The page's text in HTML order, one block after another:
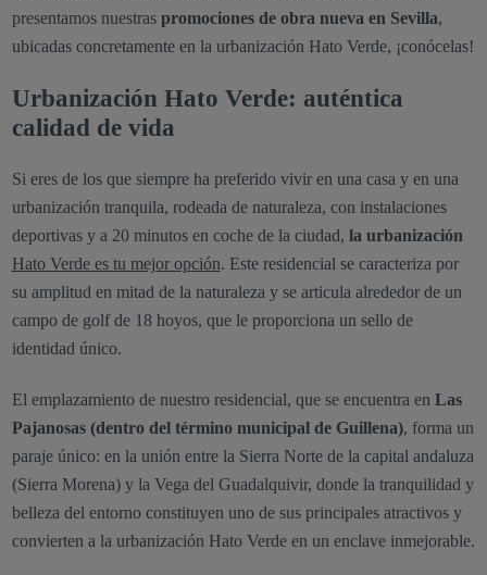
presentamos nuestras promociones de obra nueva en Sevilla,
ubicadas concretamente en la urbanización Hato Verde, ¡conócelas!
Urbanización Hato Verde: auténtica
calidad de vida
Si eres de los que siempre ha preferido vivir en una casa y en una
urbanización tranquila, rodeada de naturaleza, con instalaciones
deportivas y a 20 minutos en coche de la ciudad, la urbanización
Hato Verde es tu mejor opción. Este residencial se caracteriza por
su amplitud en mitad de la naturaleza y se articula alrededor de un
campo de golf de 18 hoyos, que le proporciona un sello de
identidad único.
El emplazamiento de nuestro residencial, que se encuentra en Las
Pajanosas (dentro del término municipal de Guillena), forma un
paraje único: en la unión entre la Sierra Norte de la capital andaluza
(Sierra Morena) y la Vega del Guadalquivir, donde la tranquilidad y
belleza del entorno constituyen uno de sus principales atractivos y
convierten a la urbanización Hato Verde en un enclave inmejorable.